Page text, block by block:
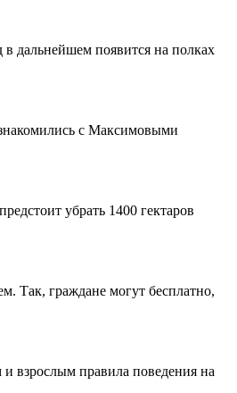
в дальнейшем появится на полках
с Максимовыми
убрать 1400 гектаров
Так, граждане могут бесплатно,
взрослым правила поведения на